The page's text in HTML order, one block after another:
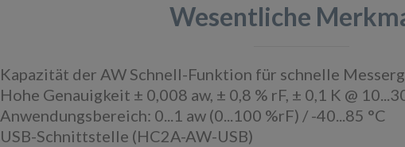
Wesentliche
Kapazität der AW Schnell-Funktion für schnelle
Hohe Genauigkeit ± 0,008 aw, ± 0,8 % rF, ± 0,1 K @
Anwendungsbereich: 0...1 aw (0...100 %rF) / -40...85 °C
USB-Schnittstelle (HC2A-AW-USB)